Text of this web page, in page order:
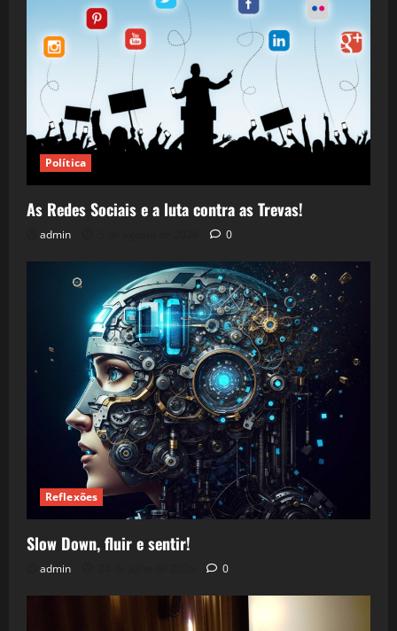
Política
As Redes Sociais e a luta contra as Trevas!
admin 0
Reflexões
Slow Down, fluir e sentir!
admin 0